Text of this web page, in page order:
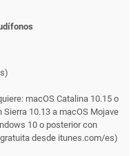
macOS Catalina 10.15 o
10.13 a macOS Mojave
10 o posterior con
desde itunes.com/es)